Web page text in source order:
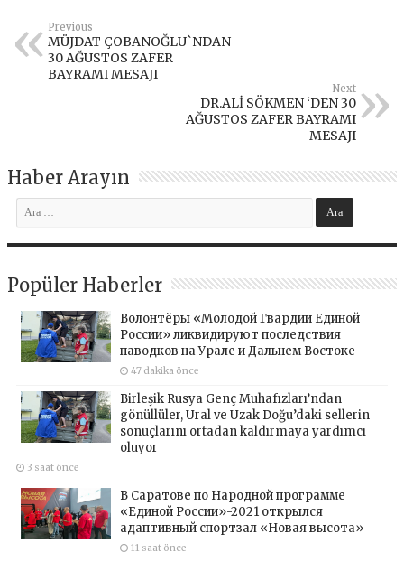
Previous
MÜJDAT ÇOBANOĞLU`NDAN
30 AĞUSTOS ZAFER
BAYRAMI MESAJI
Next
DR.ALİ SÖKMEN ‘DEN 30
AĞUSTOS ZAFER BAYRAMI
MESAJI
Haber Arayın
Popüler Haberler
Волонтёры «Молодой Гвардии Единой
России» ликвидируют последствия
паводков на Урале и Дальнем Востоке
47 dakika önce
Birleşik Rusya Genç Muhafızları’ndan
gönüllüler, Ural ve Uzak Doğu’daki sellerin
sonuçlarını ortadan kaldırmaya yardımcı
oluyor
3 saat önce
В Саратове по Народной программе
«Единой России»-2021 открылся
адаптивный спортзал «Новая высота»
11 saat önce